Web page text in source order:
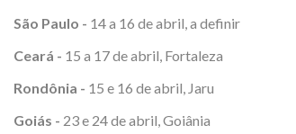
São Paulo - 14 a 16 de abril, a definir
Ceará - 15 a 17 de abril, Fortaleza
Rondônia - 15 e 16 de abril, Jaru
Goiás - 23 e 24 de abril, Goiânia